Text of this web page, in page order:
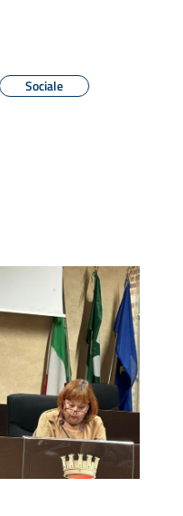
Sociale